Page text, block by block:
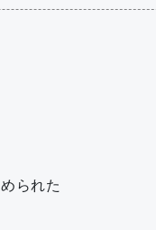
られた